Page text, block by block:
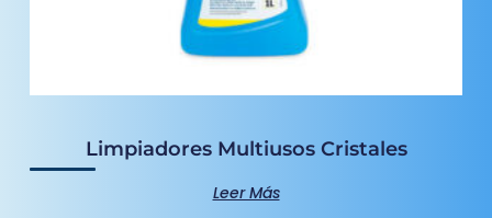
Limpiadores Multiusos Cristales
Leer Más